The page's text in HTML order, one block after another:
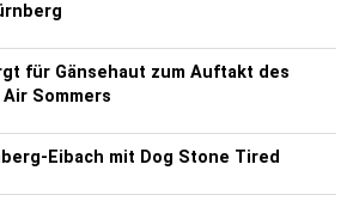
für Gänsehaut zum Auftakt des
Sommers
Eibach mit Dog Stone Tired